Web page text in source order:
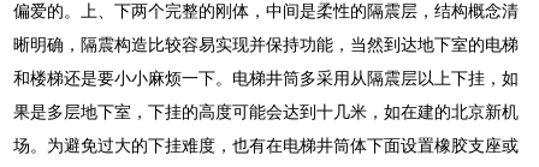
偏爱的。上、下两个完整的刚体，中间是柔性的隔震层，结构概念清
晰明确，隔震构造比较容易实现并保持功能，当然到达地下室的电梯
和楼梯还是要小小麻烦一下。电梯井筒多采用从隔震层以上下挂，如
果是多层地下室，下挂的高度可能会达到十几米，如在建的北京新机
场。为避免过大的下挂难度，也有在电梯井筒体下面设置橡胶支座或